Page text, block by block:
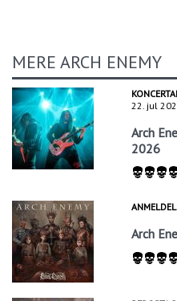
MERE ARCH ENEMY
22. jul
Arch
2026
Arch